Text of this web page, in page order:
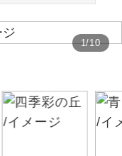
1/10
れている文化遺産や自
スです。
寄るコースです。
コースです。